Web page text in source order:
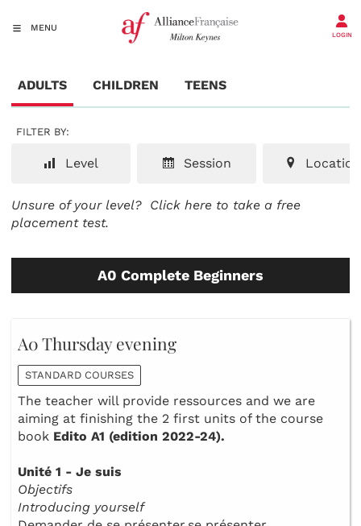
MENU
LOGIN
ADULTS CHILDREN TEENS
FILTER BY:
Level Session Location
Unsure of your level? Click here to take a free
placement test.
A0 Complete Beginners
A0 Thursday evening
STANDARD COURSES
The teacher will provide ressources and we are
aiming at finishing the 2 first units of the course
book Edito A1 (edition 2022-24).
Unité 1 - Je suis
Objectifs
Introducing yourself